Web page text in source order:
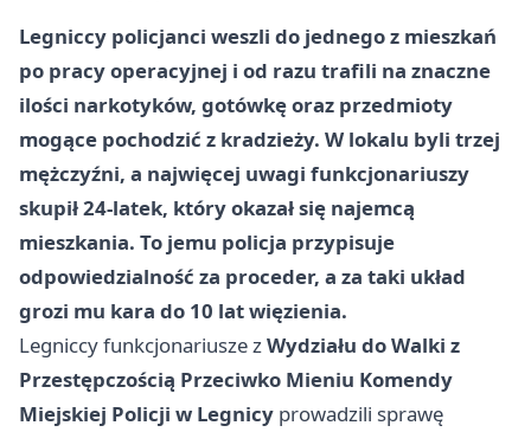
Legniccy policjanci weszli do jednego z mieszkań
po pracy operacyjnej i od razu trafili na znaczne
ilości narkotyków, gotówkę oraz przedmioty
mogące pochodzić z kradzieży. W lokalu byli trzej
mężczyźni, a najwięcej uwagi funkcjonariuszy
skupił24-latek, który okazał się najemcą
mieszkania. To jemu policja przypisuje
odpowiedzialność za proceder, a za taki układ
grozi mu kara do 10 lat więzienia.
Legniccy funkcjonariusze zWydziału do Walki z
Przestępczością Przeciwko Mieniu Komendy
Miejskiej Policji w Legnicy prowadzili sprawę